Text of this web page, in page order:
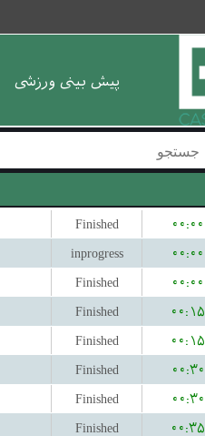
پیش بینی ورزشی
Finished
۰۰:۰۰
inprogress
۰۰:۰۰
Finished
۰۰:۰۰
Finished
۰۰:۱۵
Finished
۰۰:۱۵
Finished
۰۰:۳۰
Finished
۰۰:۳۰
Finished
۰۰:۳۵